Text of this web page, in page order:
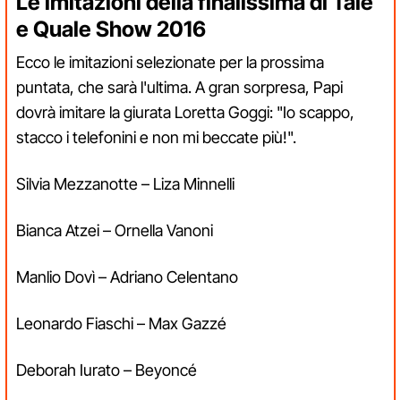
e Quale Show 2016
Ecco le imitazioni selezionate per la prossima
puntata, che sarà l'ultima. A gran sorpresa, Papi
dovrà imitare la giurata Loretta Goggi: "Io scappo,
stacco i telefonini e non mi beccate più!".
Silvia Mezzanotte – Liza Minnelli
Bianca Atzei – Ornella Vanoni
Manlio Dovì – Adriano Celentano
Leonardo Fiaschi – Max Gazzé
Deborah Iurato – Beyoncé